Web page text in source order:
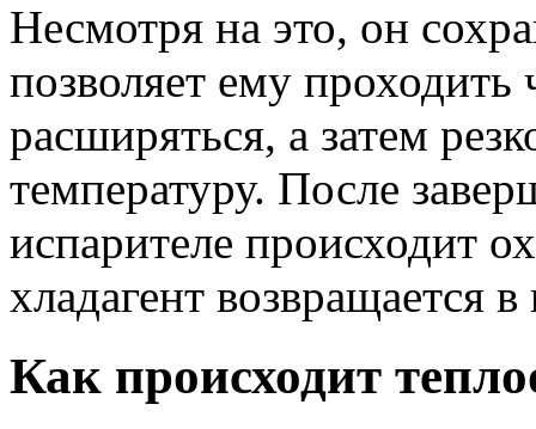
Несмотря на это, он
позволяет ему
расширяться, а затем
температуру. После
испарителе происходит
хладагент возвращается
Как происходит